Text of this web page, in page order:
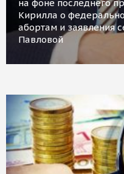
на фоне последнего
Кирилла о
абортам и заявления
Павловой